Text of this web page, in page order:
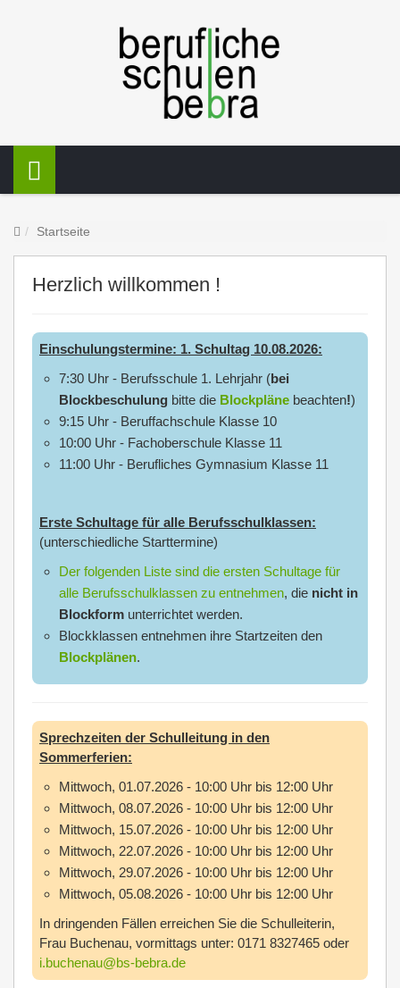
Startseite
Herzlich willkommen !
Einschulungstermine: 1. Schultag 10.08.2026:
7:30 Uhr - Berufsschule 1. Lehrjahr (bei
Blockbeschulung bitte die Blockpläne beachten!)
9:15 Uhr - Beruffachschule Klasse 10
10:00 Uhr - Fachoberschule Klasse 11
11:00 Uhr - Berufliches Gymnasium Klasse 11
Erste Schultage für alle Berufsschulklassen:
(unterschiedliche Starttermine)
Der folgenden Liste sind die ersten Schultage für
alle Berufsschulklassen zu entnehmen, die nicht in
Blockform unterrichtet werden.
Blockklassen entnehmen ihre Startzeiten den
Blockplänen.
Sprechzeiten der Schulleitung in den
Sommerferien:
Mittwoch, 01.07.2026 - 10:00 Uhr bis 12:00 Uhr
Mittwoch, 08.07.2026 - 10:00 Uhr bis 12:00 Uhr
Mittwoch, 15.07.2026 - 10:00 Uhr bis 12:00 Uhr
Mittwoch, 22.07.2026 - 10:00 Uhr bis 12:00 Uhr
Mittwoch, 29.07.2026 - 10:00 Uhr bis 12:00 Uhr
Mittwoch, 05.08.2026 - 10:00 Uhr bis 12:00 Uhr
In dringenden Fällen erreichen Sie die Schulleiterin,
Frau Buchenau, vormittags unter: 0171 8327465 oder
i.buchenau@bs-bebra.de